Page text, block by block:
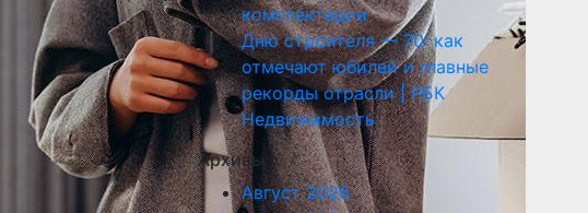
комплектации
Дню строителя — 70: как
отмечают юбилей и главные
рекорды отрасли | РБК
Недвижимость
Архивы
Август 2026